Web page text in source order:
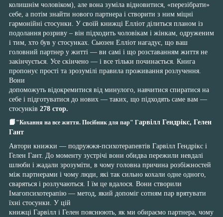
колишнім чоловіком), але вона зуміла відновитися, «перезібрати»
себе, а потім знайти нового партнера і створити з ним міцні
гармонійні стосунки. У своїй книжці Елліот ділиться планом із
подолання розриву – він підходить чоловікам і жінкам, одруженим
і тим, хто був у стосунках. Сьюзен Елліот нагадує, що ваш
головний партнер у житті — ви самі і що розставанням життя не
закінчується. Усе скінчено — і все тільки починається. Книга
пропонує прості та зрозумілі правила проживання розлучення.
Вони
допоможуть відокремитися від минулого, навчитися спиратися на
себе і підготуватися до нових — таких, що підходять саме вам —
стосунків 278 стор.
📙 "Кохання на все життя. Посібник для пар" Гарвілл Гендрікс, Гелен
Гант
Автори книжки — подружжя-психотерапевтів Гарвілл Гендрікс і
Гелен Гант. До моменту зустрічі вони обидва пережили невдалі
шлюби і жадали зрозуміти, в чому головна причина розбіжностей
між партнерами і чому люди, які так сильно кохали одне одного,
сваряться і розлучаються. І їм це вдалося. Вони створили
Імагопсихотерапію — метод, який допоміг сотням пар врятувати
їхні стосунки. У цій
книжці Гарвілл і Гелен пояснюють, як ми обираємо партнера, чому